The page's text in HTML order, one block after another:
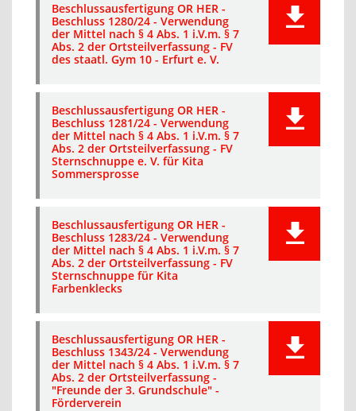
Beschlussausfertigung OR HER -
Beschluss 1280/24 - Verwendung
der Mittel nach § 4 Abs. 1 i.V.m. § 7
Abs. 2 der Ortsteilverfassung - FV
des staatl. Gym 10 - Erfurt e. V.
Beschlussausfertigung OR HER -
Beschluss 1281/24 - Verwendung
der Mittel nach § 4 Abs. 1 i.V.m. § 7
Abs. 2 der Ortsteilverfassung - FV
Sternschnuppe e. V. für Kita
Sommersprosse
Beschlussausfertigung OR HER -
Beschluss 1283/24 - Verwendung
der Mittel nach § 4 Abs. 1 i.V.m. § 7
Abs. 2 der Ortsteilverfassung - FV
Sternschnuppe für Kita
Farbenklecks
Beschlussausfertigung OR HER -
Beschluss 1343/24 - Verwendung
der Mittel nach § 4 Abs. 1 i.V.m. § 7
Abs. 2 der Ortsteilverfassung -
"Freunde der 3. Grundschule" -
Förderverein